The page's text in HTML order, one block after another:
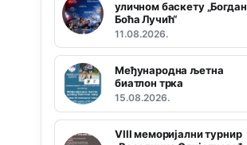
уличном баскету „Богдан
Боћа Лучић“
11.08.2026.
Међународна љетна
биатлон трка
15.08.2026.
VIII меморијални турнир